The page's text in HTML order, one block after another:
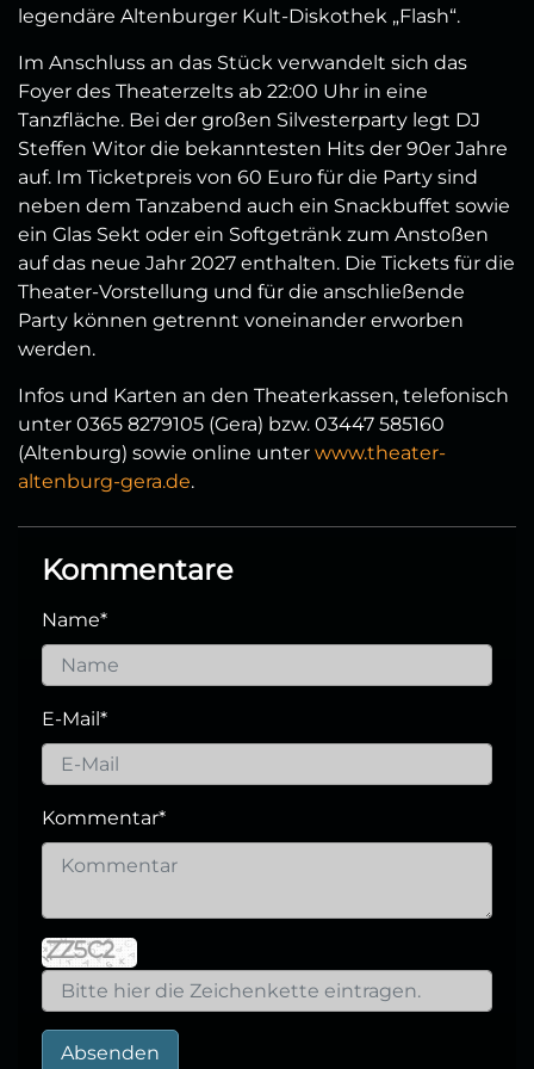
legendäre Altenburger Kult-Diskothek „Flash“.
Im Anschluss an das Stück verwandelt sich das
Foyer des Theaterzelts ab 22:00 Uhr in eine
Tanzfläche. Bei der großen Silvesterparty legt DJ
Steffen Witor die bekanntesten Hits der 90er Jahre
auf. Im Ticketpreis von 60 Euro für die Party sind
neben dem Tanzabend auch ein Snackbuffet sowie
ein Glas Sekt oder ein Softgetränk zum Anstoßen
auf das neue Jahr 2027 enthalten. Die Tickets für die
Theater-Vorstellung und für die anschließende
Party können getrennt voneinander erworben
werden.
Infos und Karten an den Theaterkassen, telefonisch
unter 0365 8279105 (Gera) bzw. 03447 585160
(Altenburg) sowie online unter www.theater-
altenburg-gera.de.
Kommentare
Name*
E-Mail*
Kommentar*
Absenden